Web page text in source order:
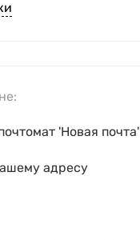
'Новая почта'
адресу